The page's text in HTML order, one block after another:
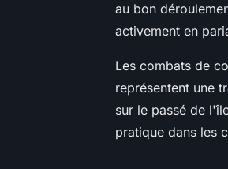
au bon
activement en
Les combats de
représentent une
sur le passé de
pratique dans les